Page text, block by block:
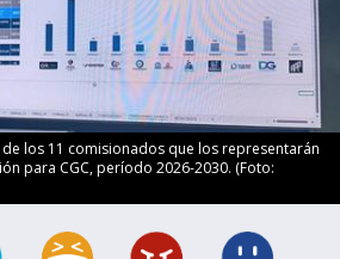
los 11 comisionados que los representarán
para CGC, período 2026-2030. (Foto: